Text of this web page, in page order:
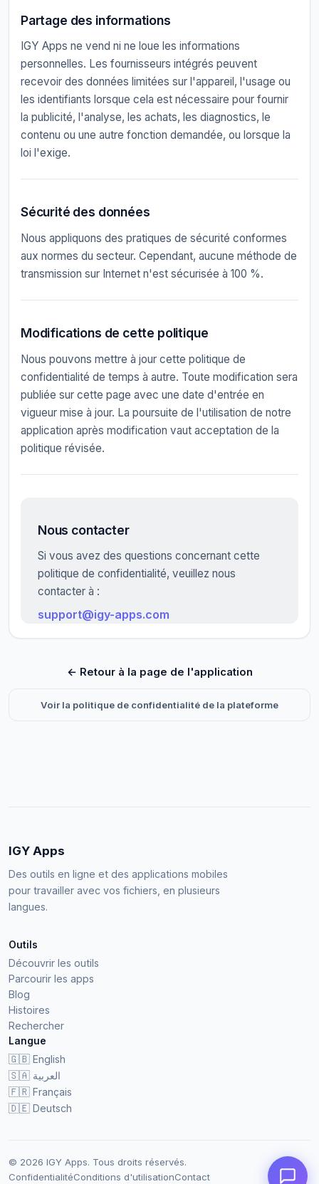
Partage des informations
IGY Apps ne vend ni ne loue les informations
personnelles. Les fournisseurs intégrés peuvent
recevoir des données limitées sur l'appareil, l'usage ou
les identifiants lorsque cela est nécessaire pour fournir
la publicité, l'analyse, les achats, les diagnostics, le
contenu ou une autre fonction demandée, ou lorsque la
loi l'exige.
Sécurité des données
Nous appliquons des pratiques de sécurité conformes
aux normes du secteur. Cependant, aucune méthode de
transmission sur Internet n'est sécurisée à 100 %.
Modifications de cette politique
Nous pouvons mettre à jour cette politique de
confidentialité de temps à autre. Toute modification sera
publiée sur cette page avec une date d'entrée en
vigueur mise à jour. La poursuite de l'utilisation de notre
application après modification vaut acceptation de la
politique révisée.
Nous contacter
Si vous avez des questions concernant cette
politique de confidentialité, veuillez nous
contacter à :
support@igy-apps.com
← Retour à la page de l'application
Voir la politique de confidentialité de la plateforme
IGY Apps
Des outils en ligne et des applications mobiles
pour travailler avec vos fichiers, en plusieurs
langues.
Outils
Découvrir les outils
Parcourir les apps
Blog
Histoires
Rechercher
Langue
🇬🇧 English
🇸🇦 العربية
🇫🇷 Français
🇩🇪 Deutsch
© 2026 IGY Apps. Tous droits réservés.
ConfidentialitéConditions d'utilisationContact